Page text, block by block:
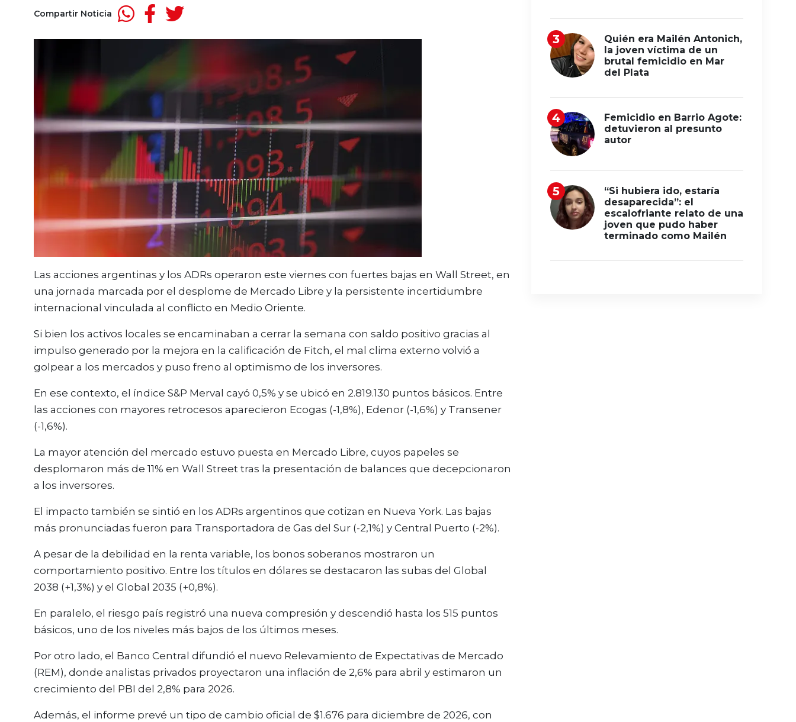
Compartir Noticia
Las acciones argentinas y los ADRs operaron este viernes con fuertes bajas en Wall Street, en
una jornada marcada por el desplome de Mercado Libre y la persistente incertidumbre
internacional vinculada al conflicto en Medio Oriente.
Si bien los activos locales se encaminaban a cerrar la semana con saldo positivo gracias al
impulso generado por la mejora en la calificación de Fitch, el mal clima externo volvió a
golpear a los mercados y puso freno al optimismo de los inversores.
En ese contexto, el índice S&P Merval cayó 0,5% y se ubicó en 2.819.130 puntos básicos. Entre
las acciones con mayores retrocesos aparecieron Ecogas (-1,8%), Edenor (-1,6%) y Transener
(-1,6%).
La mayor atención del mercado estuvo puesta en Mercado Libre, cuyos papeles se
desplomaron más de 11% en Wall Street tras la presentación de balances que decepcionaron
a los inversores.
El impacto también se sintió en los ADRs argentinos que cotizan en Nueva York. Las bajas
más pronunciadas fueron para Transportadora de Gas del Sur (-2,1%) y Central Puerto (-2%).
A pesar de la debilidad en la renta variable, los bonos soberanos mostraron un
comportamiento positivo. Entre los títulos en dólares se destacaron las subas del Global
2038 (+1,3%) y el Global 2035 (+0,8%).
En paralelo, el riesgo país registró una nueva compresión y descendió hasta los 515 puntos
básicos, uno de los niveles más bajos de los últimos meses.
Por otro lado, el Banco Central difundió el nuevo Relevamiento de Expectativas de Mercado
(REM), donde analistas privados proyectaron una inflación de 2,6% para abril y estimaron un
crecimiento del PBI del 2,8% para 2026.
Además, el informe prevé un tipo de cambio oficial de $1.676 para diciembre de 2026, con
Quién era Mailén Antonich,
la joven víctima de un
brutal femicidio en Mar
del Plata
Femicidio en Barrio Agote:
detuvieron al presunto
autor
“Si hubiera ido, estaría
desaparecida”: el
escalofriante relato de una
joven que pudo haber
terminado como Mailén